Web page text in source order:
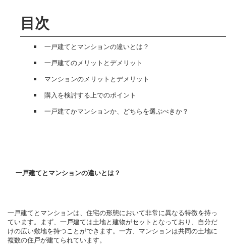
目次
一戸建てとマンションの違いとは？
一戸建てのメリットとデメリット
マンションのメリットとデメリット
購入を検討する上でのポイント
一戸建てかマンションか、どちらを選ぶべきか？
一戸建てとマンションの違いとは？
一戸建てとマンションは、住宅の形態において非常に異なる特徴を持っ
ています。まず、一戸建ては土地と建物がセットとなっており、自分だ
けの広い敷地を持つことができます。一方、マンションは共同の土地に
複数の住戸が建てられています。